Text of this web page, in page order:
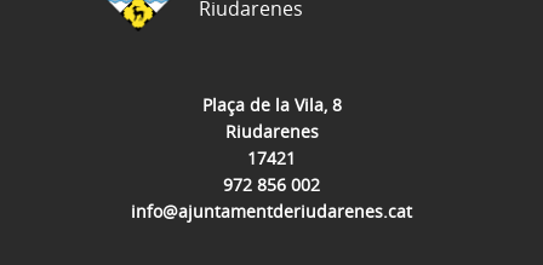
Plaça de la Vila, 8
Riudarenes
17421
972 856 002
info@ajuntamentderiudarenes.cat
Riudarenes